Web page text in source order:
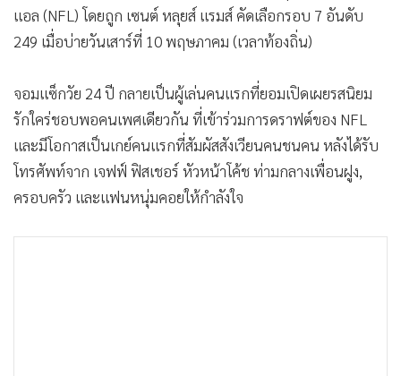
• CbizReview
• Cyber BIZ
• Good health & Well-being
• Green Innovation & SD
• Management & HR
• MGR Live
• Infographic
• การเมือง
แอล (NFL) โดยถูก เซนต์ หลุยส์ แรมส์ คัดเลือกรอบ 7 อันดับ
249 เมื่อบ่ายวันเสาร์ที่ 10 พฤษภาคม (เวลาท้องถิ่น)
จอมแซ็กวัย 24 ปี กลายเป็นผู้เล่นคนแรกที่ยอมเปิดเผยรสนิยม
รักใคร่ชอบพอคนเพศเดียวกัน ที่เข้าร่วมการดราฟต์ของ NFL
และมีโอกาสเป็นเกย์คนแรกที่สัมผัสสังเวียนคนชนคน หลังได้รับ
โทรศัพท์จาก เจฟฟ์ ฟิสเชอร์ หัวหน้าโค้ช ท่ามกลางเพื่อนฝูง,
ครอบครัว และแฟนหนุ่มคอยให้กำลังใจ